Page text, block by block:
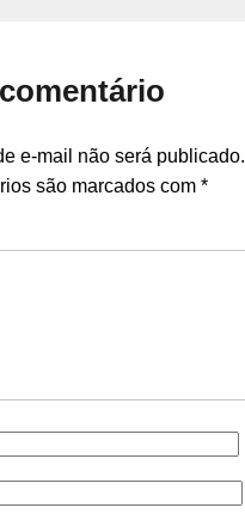
e-mail não será publicado.
são marcados com *